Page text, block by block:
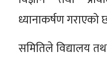
ध्यानाकर्षण गराएको
समितिले विद्यालय